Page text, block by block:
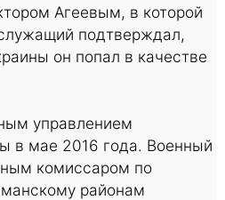
Агеевым, в которой
подтверждал,
он попал в качестве
управлением
в мае 2016 года. Военный
комиссаром по
районам